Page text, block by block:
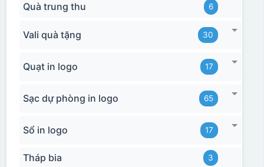
Quà trung thu 6
Vali quà tặng 30
Quạt in logo 17
Sạc dự phòng in logo 65
Sổ in logo 17
Tháp bia 3